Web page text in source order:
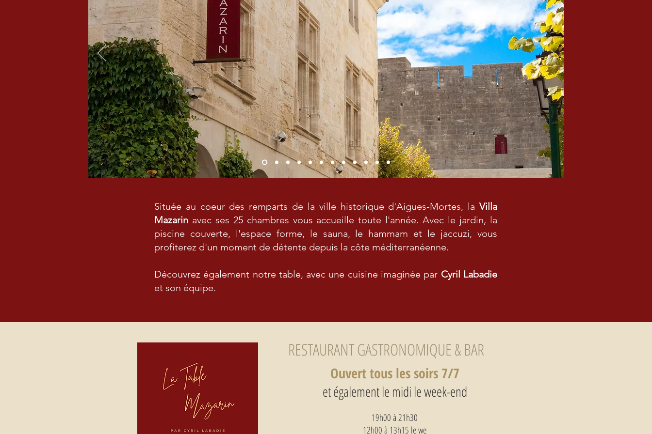
Située au coeur des remparts de la ville historique d'Aigues-Mortes, la Villa
Mazarin avec ses 25 chambres vous accueille toute l'année. Avec le jardin, la
piscine couverte, l'espace forme, le sauna, le hammam et le jaccuzi, vous
profiterez d'un moment de détente depuis la côte méditerranéenne.
Découvrez également notre table, avec une cuisine imaginée par Cyril Labadie
et son équipe.
RESTAURANT GASTRONOMIQUE & BAR
Ouvert tous les soirs 7/7
et également le midi le week-end
19h00 à 21h30
12h00 à 13h15 le we